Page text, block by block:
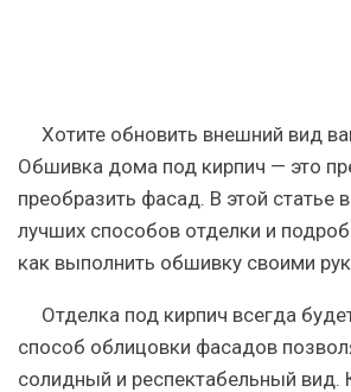
Хотите обновить внешний вид
Обшивка дома под кирпич — это
преобразить фасад. В этой статье
лучших способов отделки и
как выполнить обшивку своими
Отделка под кирпич всегда
способ облицовки фасадов
солидный и респектабельный вид.